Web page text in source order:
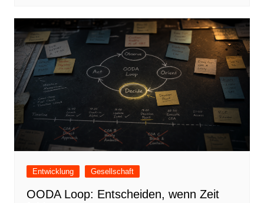
Entwicklung Gesellschaft
OODA Loop: Entscheiden, wenn Zeit